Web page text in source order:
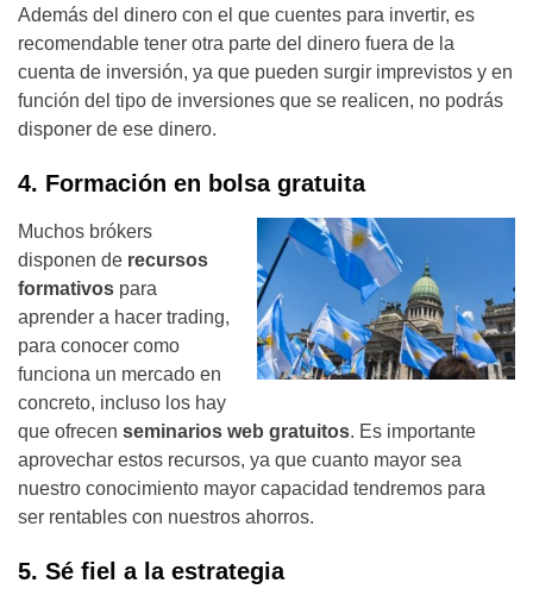
Además del dinero con el que cuentes para invertir, es
recomendable tener otra parte del dinero fuera de la
cuenta de inversión, ya que pueden surgir imprevistos y en
función del tipo de inversiones que se realicen, no podrás
disponer de ese dinero.
4. Formación en bolsa gratuita
Muchos brókers
disponen de recursos
formativos para
aprender a hacer trading,
para conocer como
funciona un mercado en
concreto, incluso los hay
que ofrecen seminarios web gratuitos. Es importante
aprovechar estos recursos, ya que cuanto mayor sea
nuestro conocimiento mayor capacidad tendremos para
ser rentables con nuestros ahorros.
5. Sé fiel a la estrategia